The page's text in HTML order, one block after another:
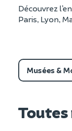
Découvrez
Paris, Lyon,
Musées &